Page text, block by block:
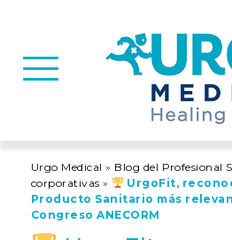
Basculer la navigation
Urgo Medical » Blog del Profesional
corporativas »
UrgoFit,
Producto Sanitario más
Congreso ANECORM